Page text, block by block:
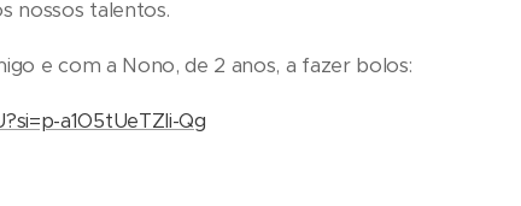
nossos talentos.
e com a Nono, de 2 anos, a fazer bolos:
a1O5tUeTZIi-Qg